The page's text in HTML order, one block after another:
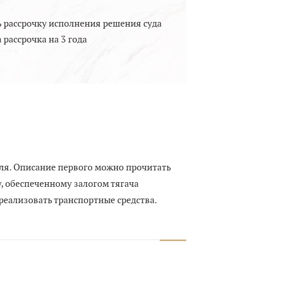
рассрочку исполнения решения суда
на 3 года
Описание первого можно прочитать
залогом тягача
транспортные средства.